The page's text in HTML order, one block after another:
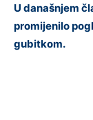
U današnjem
promijenilo
gubitkom.